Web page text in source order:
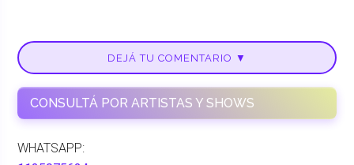
DEJÁ TU COMENTARIO ▼
CONSULTÁ POR ARTISTAS Y SHOWS
WHATSAPP: